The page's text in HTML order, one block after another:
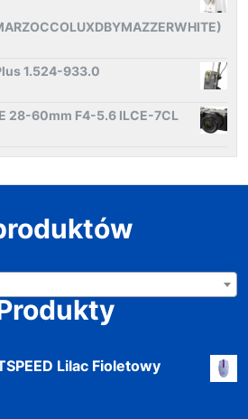
1.524-933.0
28-60mm F4-5.6 ILCE-7CL
Lilac Fioletowy